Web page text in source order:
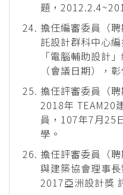
題，
擔任編審委員（
託設計群科中心
「電腦輔助設計
（會議日期），
擔任評審委員（
2018年 TEAM20
員，107年7月25
學。
擔任評審委員（
與建築協會理事
2017亞洲設計獎